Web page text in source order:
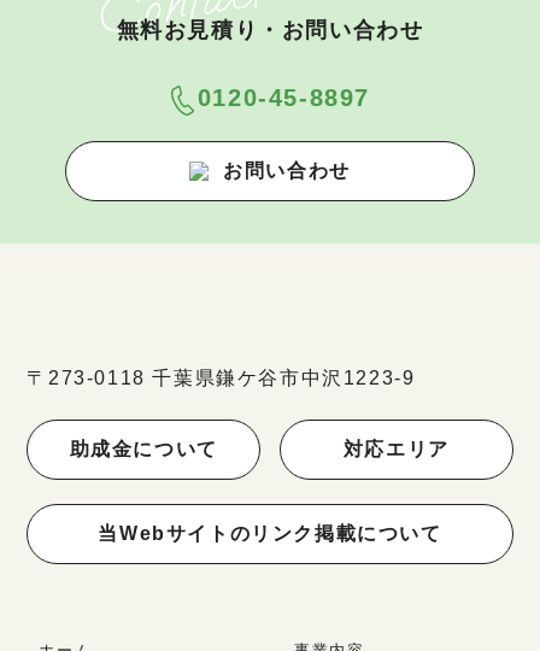
無料お見積り・お問い合わせ
0120-45-8897
お問い合わせ
〒273-0118 千葉県鎌ケ谷市中沢1223-9
助成金について 対応エリア
当Webサイトのリンク掲載について